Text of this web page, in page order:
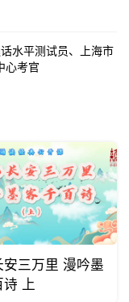
水平测试员、上海市
心考官
安三万里 漫吟墨
诗 上